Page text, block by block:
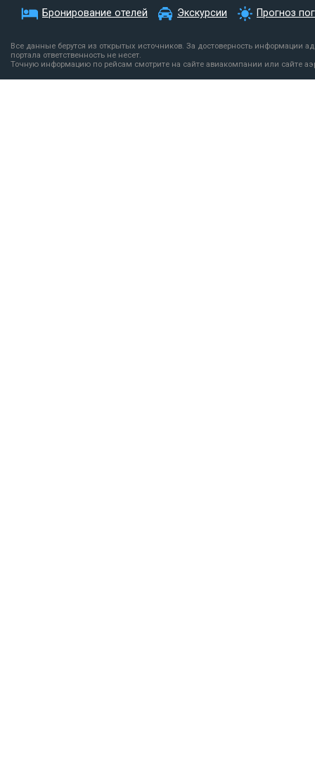
Бронирование отелей Экскурсии Прогноз
Все данные берутся из открытых источников. За достоверность информации
портала ответственность не несет.
Точную информацию по рейсам смотрите на сайте авиакомпании или сайте